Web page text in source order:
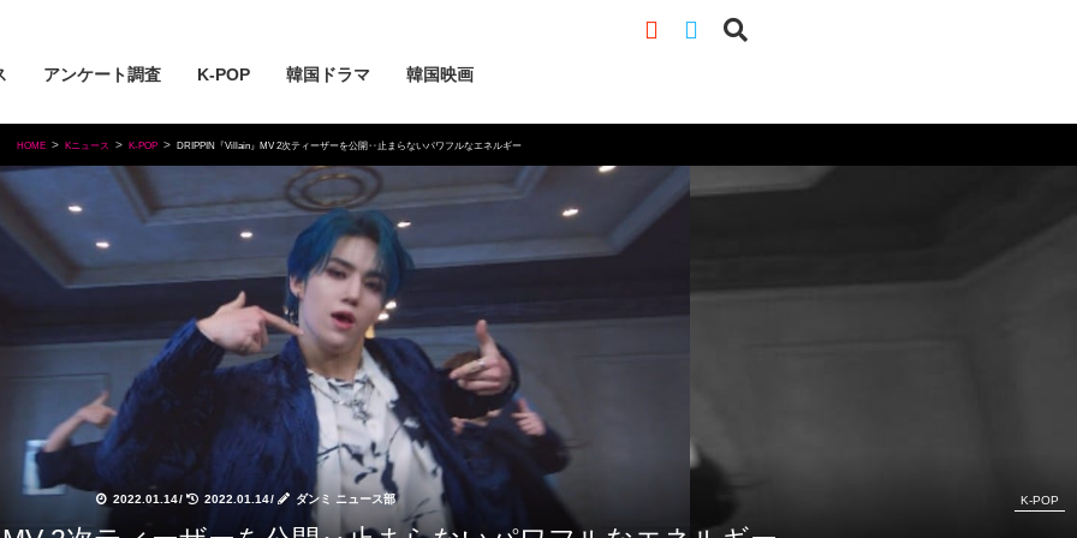
アンケート調査 K-POP 韓国ドラマ 韓国映画
HOME Kニュース K-POP DRIPPIN『Villain』MV 2次ティーザーを公開‥止まらないパワフルなエネルギー
2022.01.14/ 2022.01.14/ ダンミ ニュース部 K-POP